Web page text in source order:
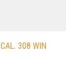
308 WIN